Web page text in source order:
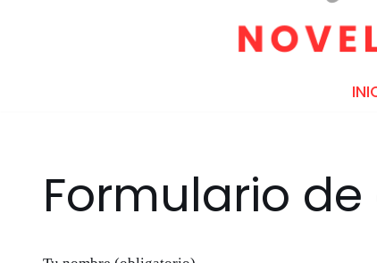
Formulario